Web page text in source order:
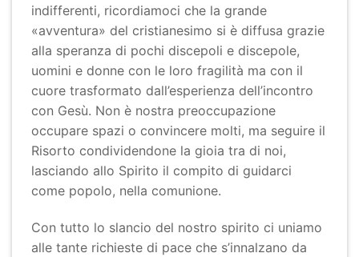
indifferenti, ricordiamoci che la grande
«avventura» del cristianesimo si è diffusa grazie
alla speranza di pochi discepoli e discepole,
uomini e donne con le loro fragilità ma con il
cuore trasformato dall’esperienza dell’incontro
con Gesù. Non è nostra preoccupazione
occupare spazi o convincere molti, ma seguire il
Risorto condividendone la gioia tra di noi,
lasciando allo Spirito il compito di guidarci
come popolo, nella comunione.
Con tutto lo slancio del nostro spirito ci uniamo
alle tante richieste di pace che s’innalzano da